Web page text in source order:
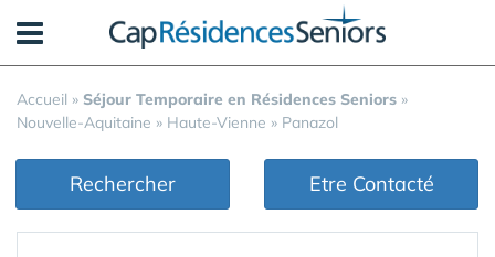
Accueil » Séjour Temporaire en Résidences Seniors »
Nouvelle-Aquitaine » Haute-Vienne » Panazol
Rechercher Etre Contacté